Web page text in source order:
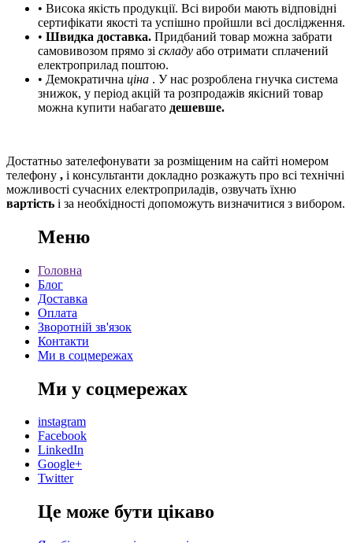
• Висока якість продукції. Всі вироби мають відповідні
сертифікати якості та успішно пройшли всі дослідження.
• Швидка доставка. Придбаний товар можна забрати
самовивозом прямо зі складу або отримати сплачений
електроприлад поштою.
• Демократична ціна . У нас розроблена гнучка система
знижок, у період акцій та розпродажів якісний товар
можна купити набагато дешевше.
Достатньо зателефонувати за розміщеним на сайті номером
телефону , і консультанти докладно розкажуть про всі технічні
можливості сучасних електроприладів, озвучать їхню
вартість і за необхідності допоможуть визначитися з вибором.
Меню
Головна
Блог
Доставка
Оплата
Зворотній зв'язок
Контакти
Ми в соцмережах
Ми у соцмережах
instagram
Facebook
LinkedIn
Google+
Twitter
Це може бути цікаво